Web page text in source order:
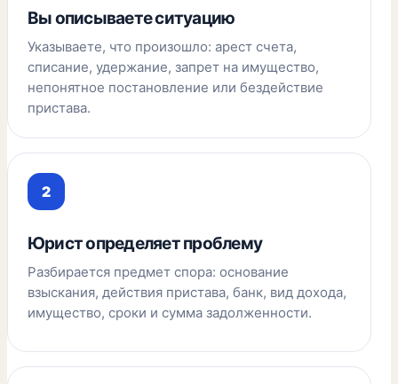
Вы описываете ситуацию
Указываете, что произошло: арест счета,
списание, удержание, запрет на имущество,
непонятное постановление или бездействие
пристава.
Юрист определяет проблему
Разбирается предмет спора: основание
взыскания, действия пристава, банк, вид дохода,
имущество, сроки и сумма задолженности.